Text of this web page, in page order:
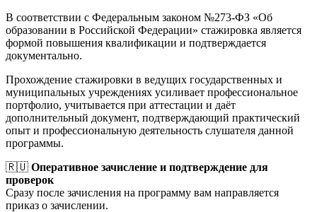
В соответствии с Федеральным законом №273-ФЗ «Об
образовании в Российской Федерации» стажировка является
формой повышения квалификации и подтверждается
документально.
Прохождение стажировки в ведущих государственных и
муниципальных учреждениях усиливает профессиональное
портфолио, учитывается при аттестации и даёт
дополнительный документ, подтверждающий практический
опыт и профессиональную деятельность слушателя данной
программы.
🇷🇺 Оперативное зачисление и подтверждение для
проверок
Сразу после зачисления на программу вам направляется
приказ о зачислении.